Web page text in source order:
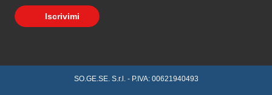
Iscrivimi
SO.GE.SE. S.r.l. - P.IVA: 00621940493